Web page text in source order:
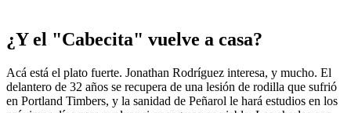
¿Y el "Cabecita" vuelve a casa?
Acá está el plato fuerte. Jonathan Rodríguez interesa, y mucho. El
delantero de 32 años se recupera de una lesión de rodilla que sufrió
en Portland Timbers, y la sanidad de Peñarol le hará estudios en los